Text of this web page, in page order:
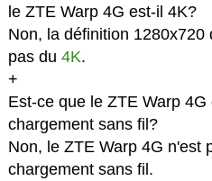
le ZTE Warp 4G est-il 4K?
Non, la définition 1280x720
pas du 4K.
+
Est-ce que le ZTE Warp
chargement sans fil?
Non, le ZTE Warp 4G n'est
chargement sans fil.